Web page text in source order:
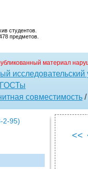
студентов.
предметов.
материал
совместимость /
2-95)
<<